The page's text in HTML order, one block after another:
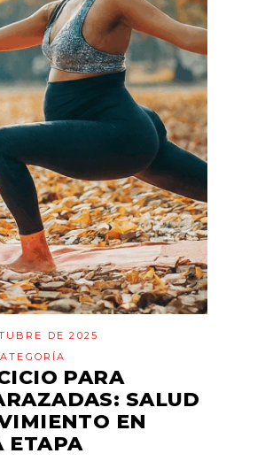
DE 2025
PARA
SALUD
EN
ETAPA